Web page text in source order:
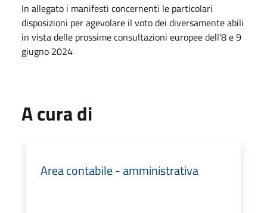
In allegato i manifesti concernenti le particolari
disposizioni per agevolare il voto dei diversamente abili
in vista delle prossime consultazioni europee dell'8 e 9
giugno 2024
A cura di
Area contabile - amministrativa